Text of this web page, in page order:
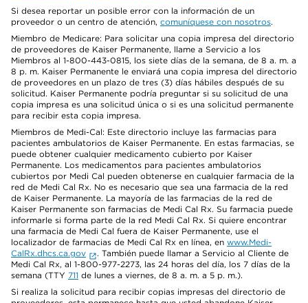
Si desea reportar un posible error con la información de un
proveedor o un centro de atención, comuníquese con nosotros.
Miembro de Medicare: Para solicitar una copia impresa del directorio
de proveedores de Kaiser Permanente, llame a Servicio a los
Miembros al 1-800-443-0815, los siete días de la semana, de 8 a. m. a
8 p. m. Kaiser Permanente le enviará una copia impresa del directorio
de proveedores en un plazo de tres (3) días hábiles después de su
solicitud. Kaiser Permanente podría preguntar si su solicitud de una
copia impresa es una solicitud única o si es una solicitud permanente
para recibir esta copia impresa.
Miembros de Medi-Cal: Este directorio incluye las farmacias para
pacientes ambulatorios de Kaiser Permanente. En estas farmacias, se
puede obtener cualquier medicamento cubierto por Kaiser
Permanente. Los medicamentos para pacientes ambulatorios
cubiertos por Medi Cal pueden obtenerse en cualquier farmacia de la
red de Medi Cal Rx. No es necesario que sea una farmacia de la red
de Kaiser Permanente. La mayoría de las farmacias de la red de
Kaiser Permanente son farmacias de Medi Cal Rx. Su farmacia puede
informarle si forma parte de la red Medi Cal Rx. Si quiere encontrar
una farmacia de Medi Cal fuera de Kaiser Permanente, use el
localizador de farmacias de Medi Cal Rx en línea, en www.Medi-
CalRx.dhcs.ca.gov
. También puede llamar a Servicio al Cliente de
Medi Cal Rx, al 1-800-977-2273, las 24 horas del día, los 7 días de la
semana (TTY 711 de lunes a viernes, de 8 a. m. a 5 p. m.).
Si realiza la solicitud para recibir copias impresas del directorio de